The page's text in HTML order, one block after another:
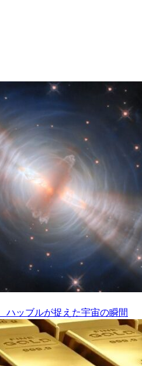
ッブルが捉えた宇宙の瞬間